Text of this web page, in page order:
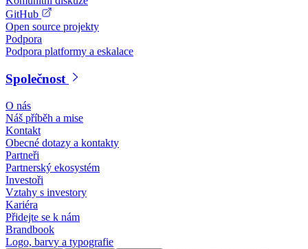
GitHub
Open source projekty
Podpora
Podpora platformy a eskalace
Společnost
O nás
Náš příběh a mise
Kontakt
Obecné dotazy a kontakty
Partneři
Partnerský ekosystém
Investoři
Vztahy s investory
Kariéra
Přidejte se k nám
Brandbook
Logo, barvy a typografie